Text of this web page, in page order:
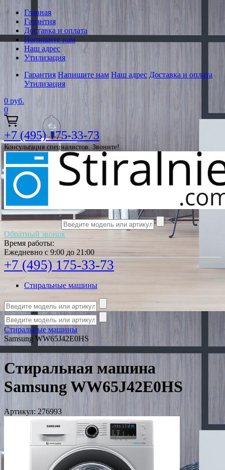
Главная
Гарантия
Доставка и оплата
Напишите нам
Наш адрес
Утилизация
Гарантия Напишите нам Наш адрес Доставка и оплата
Утилизация
0 руб.
0
+7 (495) 175-33-73
Консультация специалистов. Звоните!
Обратный звонок
Время работы:
Ежедневно с 9:00 до 21:00
+7 (495) 175-33-73
Стиральные машины
Стиральные машины
Samsung WW65J42E0HS
Стиральная машина
Samsung WW65J42E0HS
Артикул: 276993